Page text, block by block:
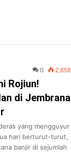
0 2,658
Rojiun!
di Jembrana
yang mengguyur
hari berturut-turut,
banjir di sejumlah